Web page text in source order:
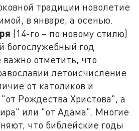
традиции новолетие
в январе, а осенью.
(14-го – по новому стилю)
богослужебный год
отметить, что
летоисчисление
от католиков и
Рождества Христова", а
или "от Адама". Многие
что библейские годы